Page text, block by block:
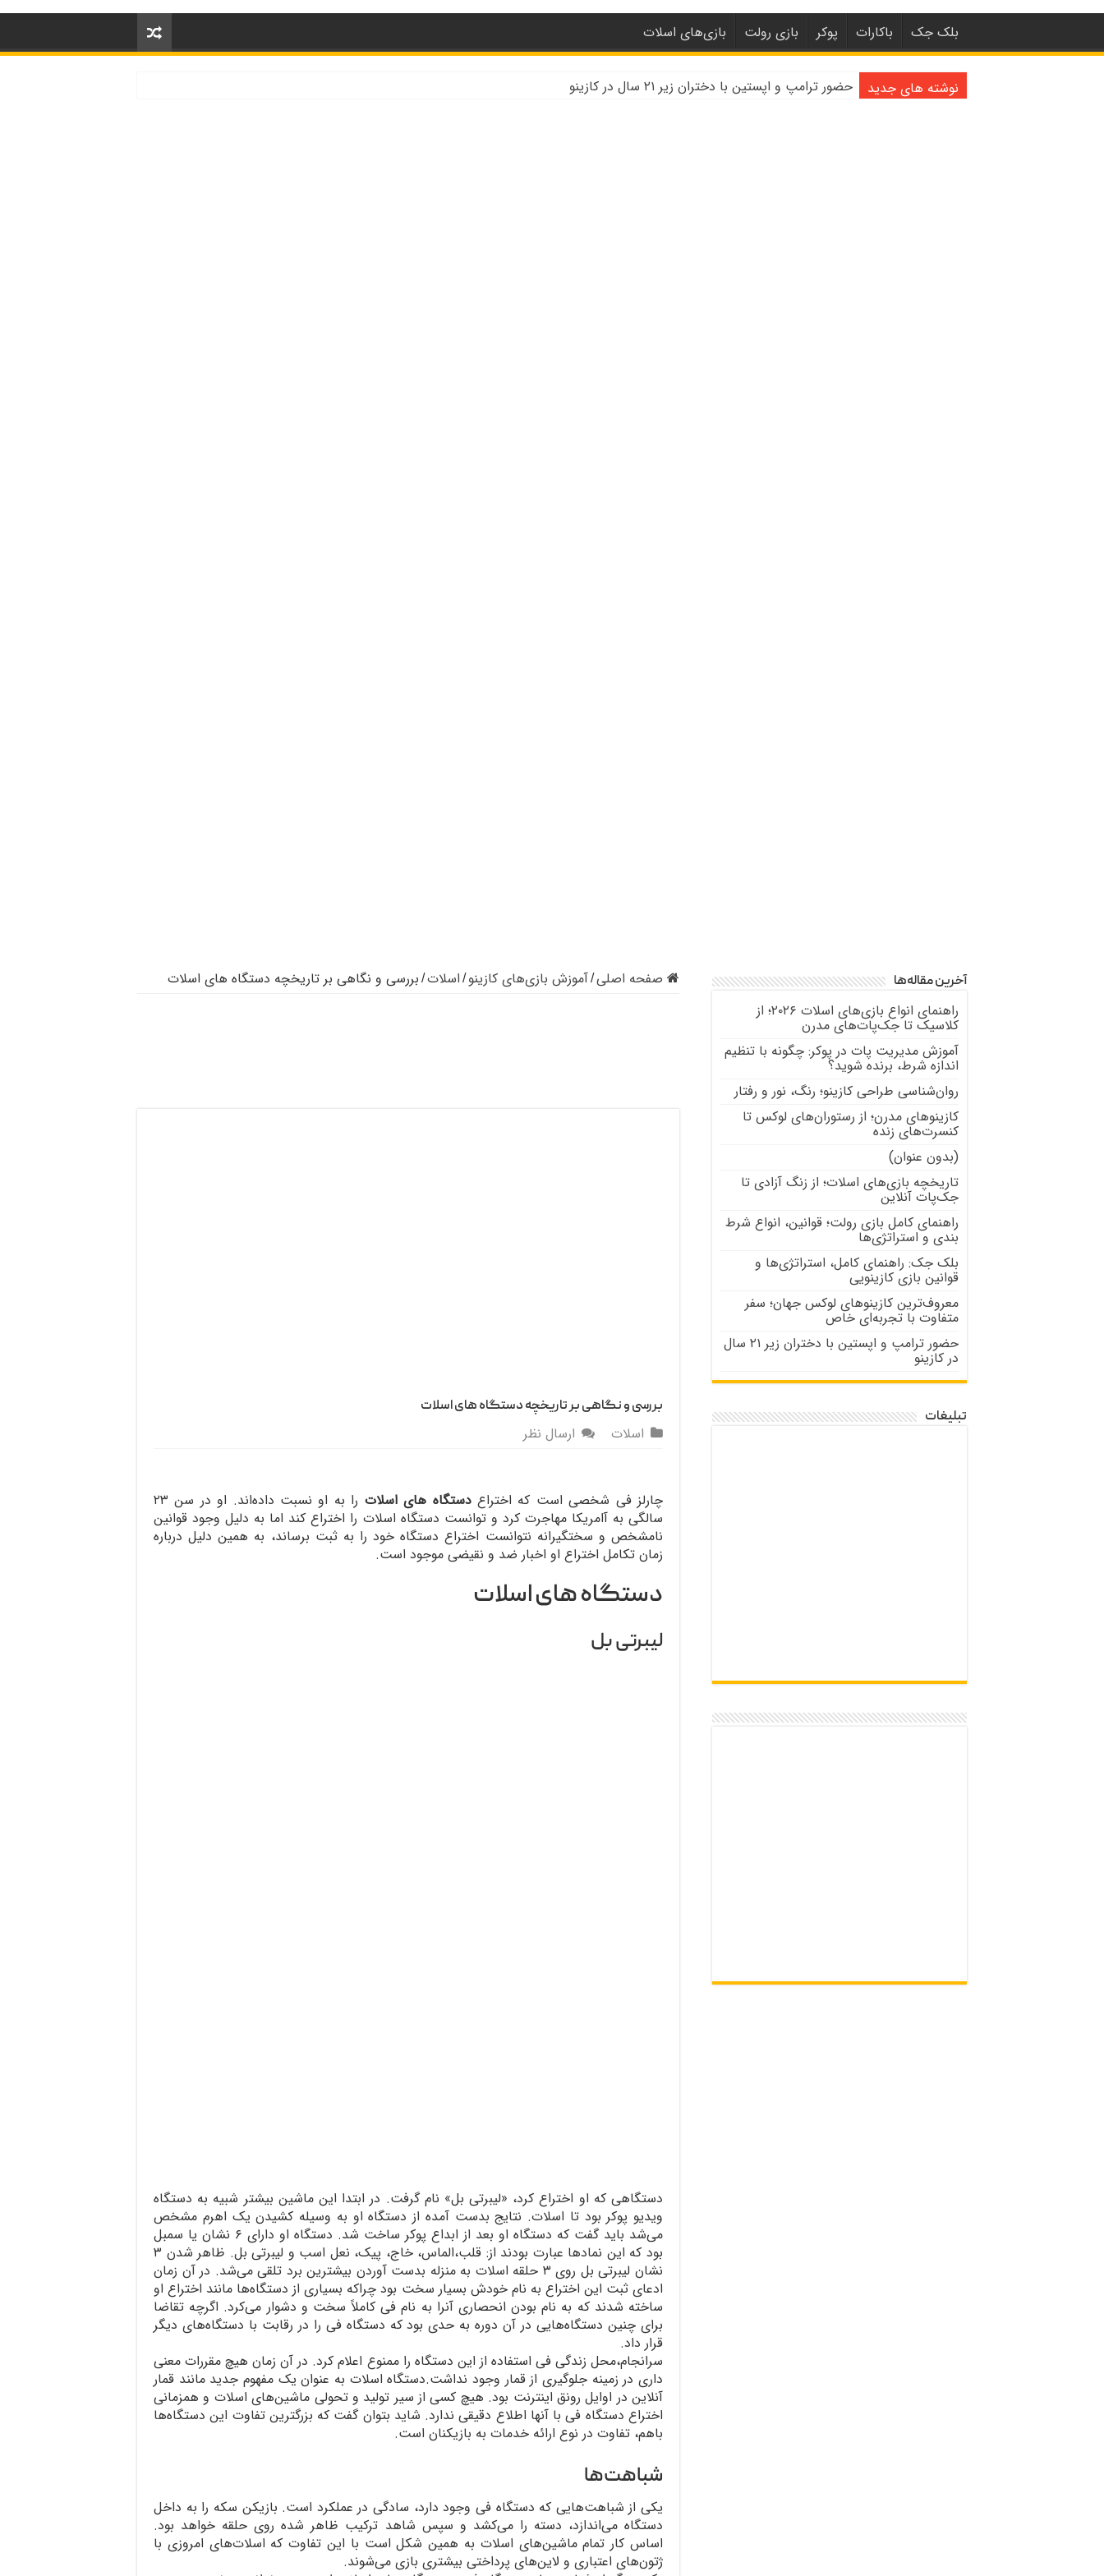
بلک جک باکارات پوکر بازی رولت بازی‌های اسلات
نوشته های جدید
حضور ترامپ و اپستین با دختران زیر ۲۱ سال در کازینو
صفحه اصلی/آموزش بازی‌های کازینو / اسلات/ بررسی و نگاهی بر تاریخچه دستگاه های اسلات
بررسی و نگاهی بر تاریخچه دستگاه های اسلات
اسلات ارسال نظر
چارلز فی شخصی است که اختراعدستگاه های اسلات
را به او نسبت داده‌اند. او در سن ۲۳
سالگی به آامریکا مهاجرت کرد و توانست دستگاه اسلات را اختراع کند اما به دلیل وجود قوانین
نامشخص و سختگیرانه نتوانست اختراع دستگاه خود را به ثبت برساند، به همین دلیل درباره
زمان تکامل اختراع او اخبار ضد و نقیضی موجود است.
دستگاه های اسلات
لیبرتی بل
دستگاهی که او اختراع کرد، «لیبرتی بل» نام گرفت. در ابتدا این ماشین بیشتر شبیه به دستگاه
ویدیو پوکر بود تا اسلات. نتایج بدست آمده از دستگاه او به وسیله کشیدن یک اهرم مشخص
می‌شد باید گفت که دستگاه او بعد از ابداع پوکر ساخت شد. دستگاه او دارای ۶ نشان یا سمبل
بود که این نمادها عبارت بودند از: قلب،الماس، خاج، پیک، نعل اسب و لیبرتی بل. ظاهر شدن ۳
نشان لیبرتی بل روی ۳ حلقه اسلات به منزله بدست آوردن بیشترین برد تلقی می‌شد. در آن زمان
ادعای ثبت این اختراع به نام خودش بسیار سخت بود چراکه بسیاری از دستگاه‌ها مانند اختراع او
ساخته شدند که به نام بودن انحصاری آنرا به نام فی کاملاً سخت و دشوار می‌کرد. اگرچه تقاضا
برای چنین دستگاه‌هایی در آن دوره به حدی بود که دستگاه فی را در رقابت با دستگاه‌های دیگر
قرار داد.
سرانجام،محل زندگی فی استفاده از این دستگاه را ممنوع اعلام کرد. در آن زمان هیچ مقررات معنی
داری در زمینه جلوگیری از قمار وجود نداشت.دستگاه اسلات به عنوان یک مفهوم جدید مانند قمار
آنلاین در اوایل رونق اینترنت بود. هیچ کسی از سیر تولید و تحولی ماشین‌های اسلات و همزمانی
اختراع دستگاه فی با آنها اطلاع دقیقی ندارد. شاید بتوان گفت که بزرگترین تفاوت این دستگاه‌ها
باهم، تفاوت در نوع ارائه خدمات به بازیکنان است.
شباهت‌ها
یکی از شباهت‌هایی که دستگاه‌ فی وجود دارد، سادگی در عملکرد است. بازیکن سکه را به داخل
دستگاه می‌اندازد، دسته را می‌کشد و سپس شاهد ترکیب ظاهر شده روی حلقه خواهد بود.
اساس کار تمام ماشین‌های اسلات به همین شکل است با این تفاوت که اسلا‌ت‌های امروزی با
ژتون‌های اعتباری و لاین‌های پرداختی بیشتری بازی می‌شوند.
آخرین مقاله‌ها
راهنمای انواع بازی‌های اسلات ۲۰۲۶؛ از
کلاسیک تا جک‌پات‌های مدرن
آموزش مدیریت پات در پوکر: چگونه با تنظیم
اندازه شرط، برنده شوید؟
روان‌شناسی طراحی کازینو؛ رنگ، نور و رفتار
کازینوهای مدرن؛ از رستوران‌های لوکس تا
کنسرت‌های زنده
(بدون عنوان)
تاریخچه بازی‌های اسلات؛ از زنگ آزادی تا
جک‌پات‌ آنلاین
راهنمای کامل بازی رولت؛ قوانین، انواع شرط
بندی و استراتژی‌ها
بلک جک: راهنمای کامل، استراتژی‌ها و
قوانین بازی کازینویی
معروف‌ترین کازینوهای لوکس جهان؛ سفر
متفاوت با تجربه‌ای خاص
حضور ترامپ و اپستین با دختران زیر ۲۱ سال
در کازینو
تبلیغات